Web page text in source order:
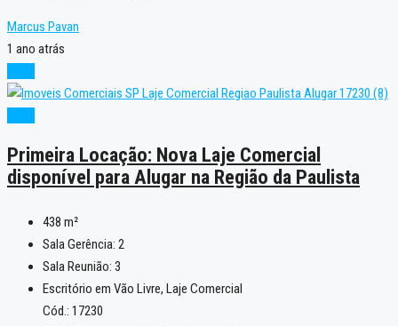
Marcus Pavan
1 ano atrás
Primeira Locação: Nova Laje Comercial
disponível para Alugar na Região da Paulista
438 m²
Sala Gerência: 2
Sala Reunião: 3
Escritório em Vão Livre, Laje Comercial
Cód.: 17230